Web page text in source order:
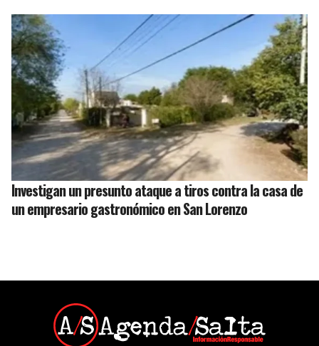
Investigan un presunto ataque a tiros contra la casa de
un empresario gastronómico en San Lorenzo